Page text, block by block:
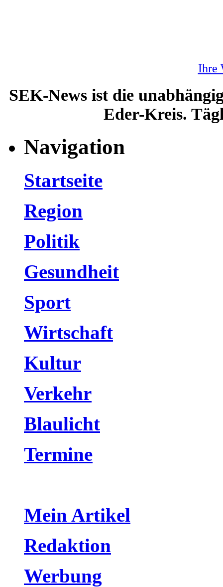
Ihre
SEK-News ist die
Eder-Kreis.
Navigation
Startseite
Region
Politik
Gesundheit
Sport
Wirtschaft
Kultur
Verkehr
Blaulicht
Termine
Mein Artikel
Redaktion
Werbung